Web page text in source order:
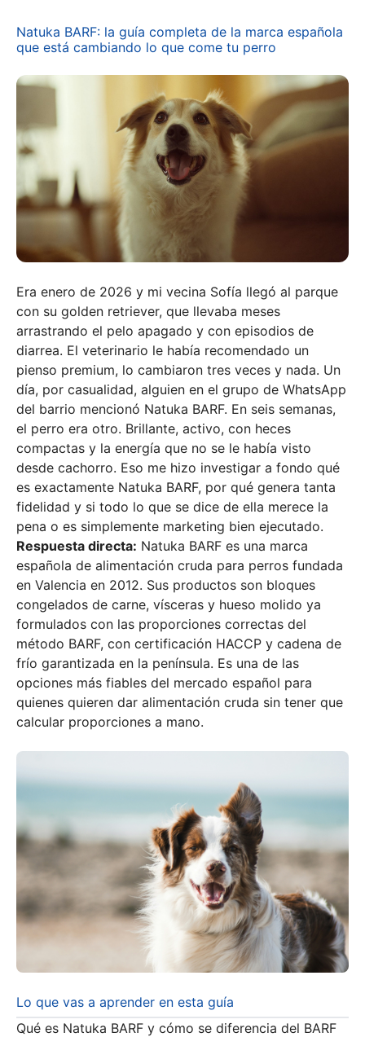
Natuka BARF: la guía completa de la marca española
que está cambiando lo que come tu perro
Era enero de 2026 y mi vecina Sofía llegó al parque
con su golden retriever, que llevaba meses
arrastrando el pelo apagado y con episodios de
diarrea. El veterinario le había recomendado un
pienso premium, lo cambiaron tres veces y nada. Un
día, por casualidad, alguien en el grupo de WhatsApp
del barrio mencionó Natuka BARF. En seis semanas,
el perro era otro. Brillante, activo, con heces
compactas y la energía que no se le había visto
desde cachorro. Eso me hizo investigar a fondo qué
es exactamente Natuka BARF, por qué genera tanta
fidelidad y si todo lo que se dice de ella merece la
pena o es simplemente marketing bien ejecutado.
Respuesta directa: Natuka BARF es una marca
española de alimentación cruda para perros fundada
en Valencia en 2012. Sus productos son bloques
congelados de carne, vísceras y hueso molido ya
formulados con las proporciones correctas del
método BARF, con certificación HACCP y cadena de
frío garantizada en la península. Es una de las
opciones más fiables del mercado español para
quienes quieren dar alimentación cruda sin tener que
calcular proporciones a mano.
Lo que vas a aprender en esta guía
Qué es Natuka BARF y cómo se diferencia del BARF